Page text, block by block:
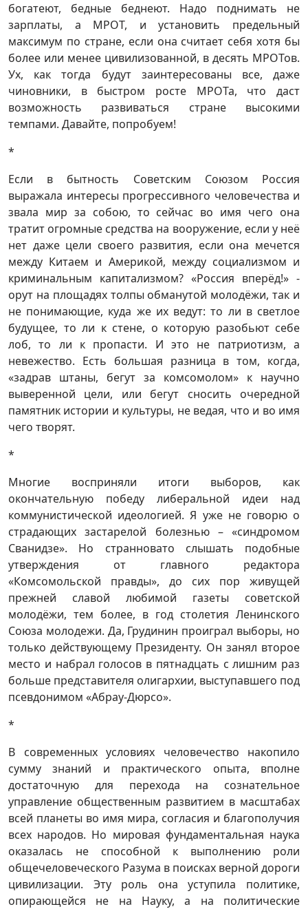
богатеют, бедные беднеют. Надо поднимать не
зарплаты, а МРОТ, и установить предельный
максимум по стране, если она считает себя хотя бы
более или менее цивилизованной, в десять МРОТов.
Ух, как тогда будут заинтересованы все, даже
чиновники, в быстром росте МРОТа, что даст
возможность развиваться стране высокими
темпами. Давайте, попробуем!
*
Если в бытность Советским Союзом Россия
выражала интересы прогрессивного человечества и
звала мир за собою, то сейчас во имя чего она
тратит огромные средства на вооружение, если у неё
нет даже цели своего развития, если она мечется
между Китаем и Америкой, между социализмом и
криминальным капитализмом? «Россия вперёд!» -
орут на площадях толпы обманутой молодёжи, так и
не понимающие, куда же их ведут: то ли в светлое
будущее, то ли к стене, о которую разобьют себе
лоб, то ли к пропасти. И это не патриотизм, а
невежество. Есть большая разница в том, когда,
«задрав штаны, бегут за комсомолом» к научно
выверенной цели, или бегут сносить очередной
памятник истории и культуры, не ведая, что и во имя
чего творят.
*
Многие восприняли итоги выборов, как
окончательную победу либеральной идеи над
коммунистической идеологией. Я уже не говорю о
страдающих застарелой болезнью – «синдромом
Сванидзе». Но странновато слышать подобные
утверждения от главного редактора
«Комсомольской правды», до сих пор живущей
прежней славой любимой газеты советской
молодёжи, тем более, в год столетия Ленинского
Союза молодежи. Да, Грудинин проиграл выборы, но
только действующему Президенту. Он занял второе
место и набрал голосов в пятнадцать с лишним раз
больше представителя олигархии, выступавшего под
псевдонимом «Абрау-Дюрсо».
*
В современных условиях человечество накопило
сумму знаний и практического опыта, вполне
достаточную для перехода на сознательное
управление общественным развитием в масштабах
всей планеты во имя мира, согласия и благополучия
всех народов. Но мировая фундаментальная наука
оказалась не способной к выполнению роли
общечеловеческого Разума в поисках верной дороги
цивилизации. Эту роль она уступила политике,
опирающейся не на Науку, а на политические